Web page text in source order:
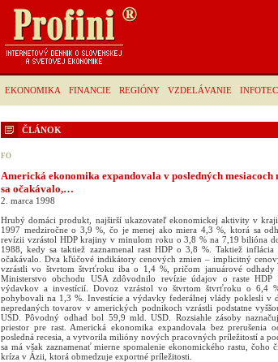
EKONOMIKA FINANCIE REGIÓNY VZDELÁVANIE
ČLÁNOK
FO
Americká ekonomika expandovala v posledných
sa očakávalo,…
2. marca 1998
Hrubý domáci produkt, najširší ukazovateľ ekonomickej aktivity v
1997 medziročne o 3,9 %, čo je menej ako miera 4,3 %, ktorá sa
revízii vzrástol HDP krajiny v minulom roku o 3,8 % na 7,19 bilióna
1988, kedy sa taktiež zaznamenal rast HDP o 3,8 %. Taktiež inflácia
očakávalo. Dva kľúčové indikátory cenových zmien – implicitný
vzrástli vo štvrtom štvrťroku iba o 1,4 %, pričom januárové odhady
Ministerstvo obchodu USA zdôvodnilo revízie údajov o raste HDP
výdavkov a investícií. Dovoz vzrástol vo štvrtom štvrťroku o 6,4
pohybovali na 1,3 %. Investície a výdavky federálnej vlády poklesli v
nepredaných tovarov v amerických podnikoch vzrástli podstatne
USD. Pôvodný odhad bol 59,9 mld. USD. Rozsiahle zásoby
priestor pre rast. Americká ekonomika expandovala bez prerušenia
posledná recesia, a vytvorila milióny nových pracovných príležitostí a
sa má však zaznamenať mierne spomalenie ekonomického rastu, čoho
kríza v Ázii, ktorá obmedzuje exportné príležitosti.